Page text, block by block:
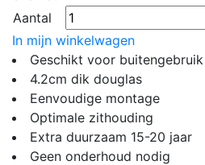
Aantal
In mijn winkelwagen
Geschikt voor buitengebruik
4.2cm dik douglas
Eenvoudige montage
Optimale zithouding
Extra duurzaam 15-20 jaar
Geen onderhoud nodig